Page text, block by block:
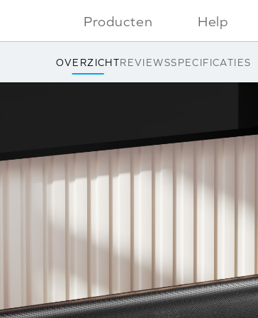
Producten Help
OVERZICHTREVIEWSSPECIFICATIES
bevat informatie over Creative in het Engels.
u niet automatisch wordt omgeleid, kliktu hier.